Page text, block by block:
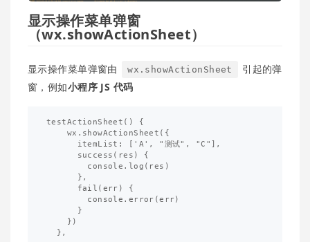
显示操作菜单弹窗
（wx.showActionSheet）
显示操作菜单弹窗由 wx.showActionSheet
引起的弹
窗，例如小程序 JS 代码
testActionSheet() {
    wx.showActionSheet({
      itemList: ['A', "测试", "C"],
      success(res) {
        console.log(res)
      },
      fail(err) {
        console.error(err)
      }
    })